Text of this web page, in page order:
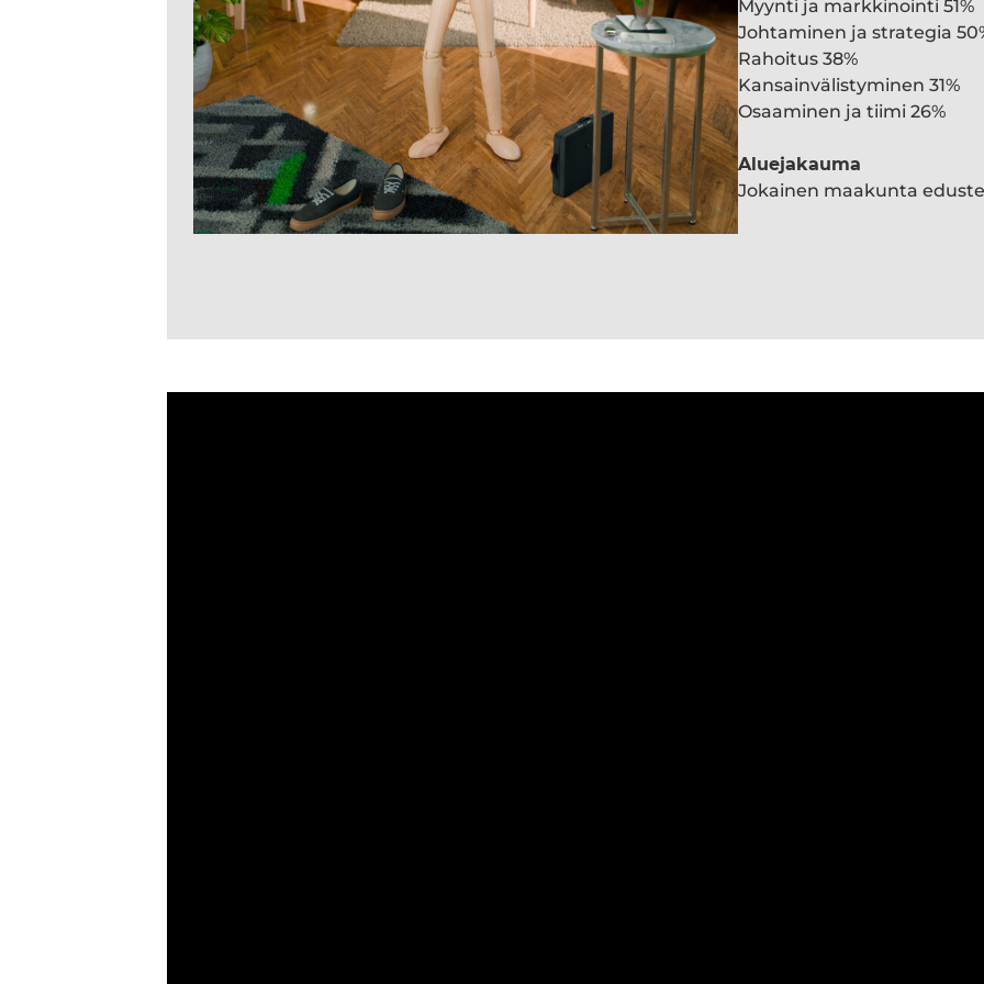
Myynti ja markkinointi 51%
Johtaminen ja strategia
Rahoitus 38%
Kansainvälistyminen 31%
Osaaminen ja tiimi 26%
Aluejakauma
Jokainen maakunta